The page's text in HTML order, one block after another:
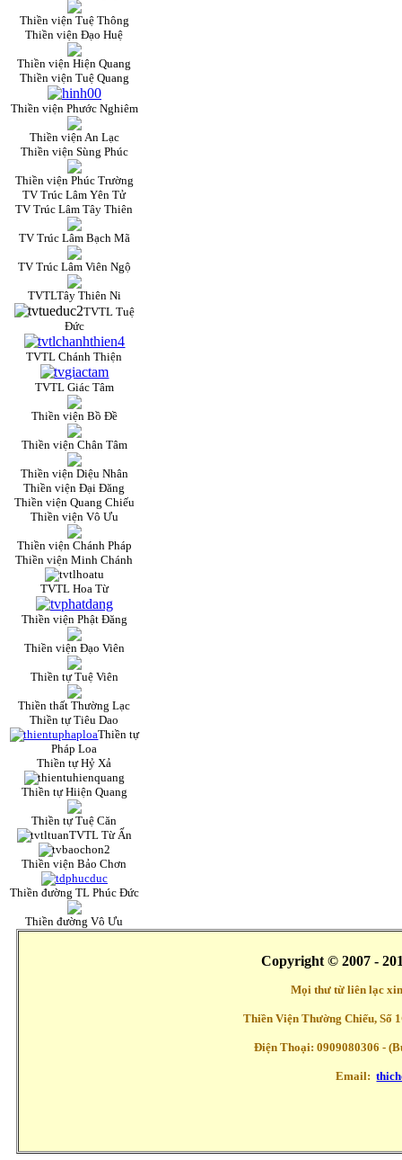
Thiền viện Tuệ Thông
Thiền viện Đạo Huệ
Thiền viện Hiện Quang
Thiền viện Tuệ Quang
Thiền viện Phước Nghiêm
Thiền viện An Lạc
Thiền viện Sùng Phúc
Thiền viện Phúc Trường
TV Trúc Lâm Yên Tử
TV Trúc Lâm Tây Thiên
TV Trúc Lâm Bạch Mã
TV Trúc Lâm Viên Ngộ
TVTLTây Thiên Ni
TVTL Tuệ
Đức
TVTL Chánh Thiện
TVTL Giác Tâm
Thiền viện Bồ Đề
Thiền viện Chân Tâm
Thiền viện Diệu Nhân
Thiền viện Đại Đăng
Thiền viện Quang Chiếu
Thiền viện Vô Ưu
Thiền viện Chánh Pháp
Thiền viện Minh Chánh
TVTL Hoa Từ
Thiền viện Phật Đăng
Thiền viện Đạo Viên
Thiền tự Tuệ Viên
Thiền thất Thường Lạc
Thiền tự Tiêu Dao
Thiền tự
Pháp Loa
Thiền tự Hỷ Xả
Thiền tự Hiiện Quang
Thiền tự Tuệ Căn
TVTL Từ Ấn
Thiền viện Bảo Chơn
Thiền đường TL Phúc Đức
Thiền đường Vô Ưu
Copyright © 2007 -
Mọi thư từ liên lạc
Thiền Viện Thường Chiếu, Số
Điện Thoại: 0909080306 -
Email: